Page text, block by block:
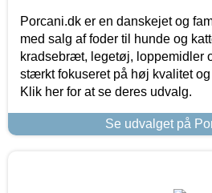
Porcani.dk er en danskejet og
med salg af foder til hunde og
kradsebræt, legetøj, loppemidler
stærkt fokuseret på høj kvalitet
Klik her for at se deres udvalg.
Se udvalget på